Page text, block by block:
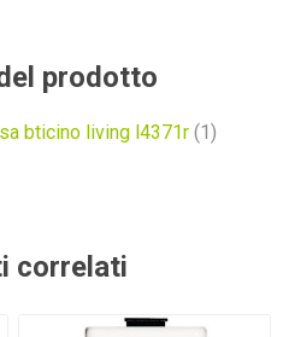
prodotto
bticino living l4371r (1)
correlati